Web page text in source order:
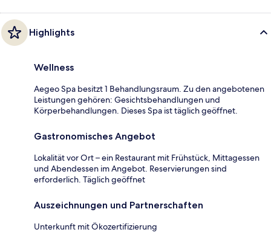
Highlights
Wellness
Aegeo Spa besitzt 1 Behandlungsraum. Zu den angebotenen
Leistungen gehören: Gesichtsbehandlungen und
Körperbehandlungen. Dieses Spa ist täglich geöffnet.
Gastronomisches Angebot
Lokalität vor Ort – ein Restaurant mit Frühstück, Mittagessen
und Abendessen im Angebot. Reservierungen sind
erforderlich. Täglich geöffnet
Auszeichnungen und Partnerschaften
Unterkunft mit Ökozertifizierung